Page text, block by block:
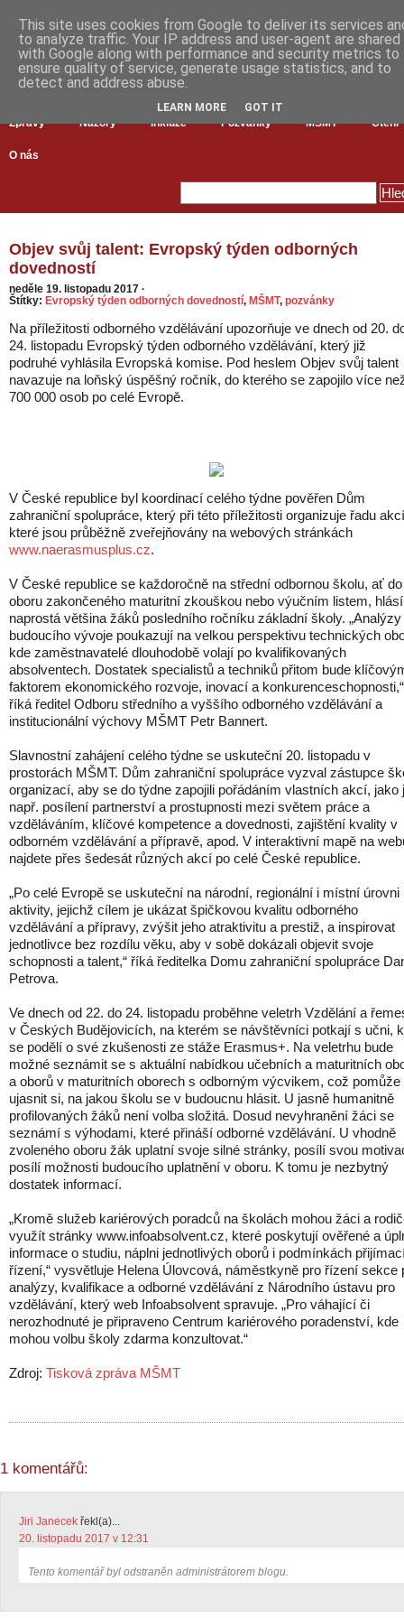
Zprávy Názory Inkluze Pozvánky MŠMT Čtení
O nás
Objev svůj talent: Evropský týden odborných
dovedností
neděle 19. listopadu 2017 ·
Štítky: Evropský týden odborných dovedností, MŠMT, pozvánky
Na příležitosti odborného vzdělávání upozorňuje ve dnech od 20.
24. listopadu Evropský týden odborného vzdělávání, který již
podruhé vyhlásila Evropská komise. Pod heslem Objev svůj talent
navazuje na loňský úspěšný ročník, do kterého se zapojilo více
700 000 osob po celé Evropě.
V České republice byl koordinací celého týdne pověřen Dům
zahraniční spolupráce, který při této příležitosti organizuje řadu
které jsou průběžně zveřejňovány na webových stránkách
www.naerasmusplus.cz.
V České republice se každoročně na střední odbornou školu, ať do
oboru zakončeného maturitní zkouškou nebo výučním listem, hlásí
naprostá většina žáků posledního ročníku základní školy. „Analýzy
budoucího vývoje poukazují na velkou perspektivu technických
kde zaměstnavatelé dlouhodobě volají po kvalifikovaných
absolventech. Dostatek specialistů a techniků přitom bude
faktorem ekonomického rozvoje, inovací a konkurenceschopnosti,“
říká ředitel Odboru středního a vyššího odborného vzdělávání a
institucionální výchovy MŠMT Petr Bannert.
Slavnostní zahájení celého týdne se uskuteční 20. listopadu v
prostorách MŠMT. Dům zahraniční spolupráce vyzval zástupce
organizací, aby se do týdne zapojili pořádáním vlastních akcí, jako
např. posílení partnerství a prostupnosti mezi světem práce a
vzděláváním, klíčové kompetence a dovednosti, zajištění kvality v
odborném vzdělávání a přípravě, apod. V interaktivní mapě na
najdete přes šedesát různých akcí po celé České republice.
„Po celé Evropě se uskuteční na národní, regionální i místní úrovni
aktivity, jejichž cílem je ukázat špičkovou kvalitu odborného
vzdělávání a přípravy, zvýšit jeho atraktivitu a prestiž, a inspirovat
jednotlivce bez rozdílu věku, aby v sobě dokázali objevit svoje
schopnosti a talent,“ říká ředitelka Domu zahraniční spolupráce
Petrova.
Ve dnech od 22. do 24. listopadu proběhne veletrh Vzdělání a
v Českých Budějovicích, na kterém se návštěvníci potkají s učni,
se podělí o své zkušenosti ze stáže Erasmus+. Na veletrhu bude
možné seznámit se s aktuální nabídkou učebních a maturitních
a oborů v maturitních oborech s odborným výcvikem, což pomůže
ujasnit si, na jakou školu se v budoucnu hlásit. U jasně humanitně
profilovaných žáků není volba složitá. Dosud nevyhranění žáci se
seznámí s výhodami, které přináší odborné vzdělávání. U vhodně
zvoleného oboru žák uplatní svoje silné stránky, posílí svou
posílí možnosti budoucího uplatnění v oboru. K tomu je nezbytný
dostatek informací.
„Kromě služeb kariérových poradců na školách mohou žáci a
využít stránky www.infoabsolvent.cz, které poskytují ověřené a
informace o studiu, náplni jednotlivých oborů i podmínkách
řízení,“ vysvětluje Helena Úlovcová, náměstkyně pro řízení sekce
analýzy, kvalifikace a odborné vzdělávání z Národního ústavu pro
vzdělávání, který web Infoabsolvent spravuje. „Pro váhající či
nerozhodnuté je připraveno Centrum kariérového poradenství, kde
mohou volbu školy zdarma konzultovat.“
Zdroj: Tisková zpráva MŠMT
1 komentářů:
Jiri Janecek řekl(a)...
20. listopadu 2017 v 12:31
Tento komentář byl odstraněn administrátorem blogu.
This site uses cookies from Google to deliver its services
to analyze traffic. Your IP address and user-agent are shared
with Google along with performance and security metrics to
ensure quality of service, generate usage statistics, and to
detect and address abuse.
LEARN MORE GOT IT